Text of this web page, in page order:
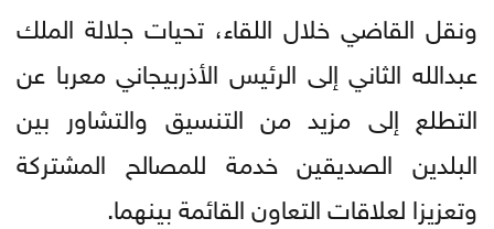
ونقل القاضي خلال اللقاء، تحيات جلالة الملك
عبدالله الثاني إلى الرئيس الأذربيجاني معربا عن
التطلع إلى مزيد من التنسيق والتشاور بين
البلدين الصديقين خدمة للمصالح المشتركة
وتعزيزا لعلاقات التعاون القائمة بينهما.